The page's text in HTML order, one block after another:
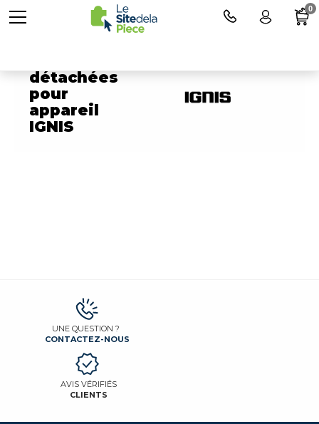
détachées
pour
appareil
IGNIS
UNE QUESTION ?
CONTACTEZ-NOUS
AVIS VÉRIFIÉS
CLIENTS
0